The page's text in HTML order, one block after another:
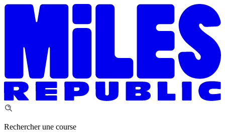
Rechercher une course